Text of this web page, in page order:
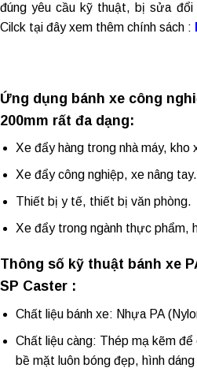
đúng yêu cầu kỹ thuật, bị sửa đổi
Cilck tại đây xem thêm chính sách :
Ứng dụng bánh xe công
200mm rất đa dạng:
Xe đẩy hàng trong nhà máy,
Xe đẩy công nghiệp, xe nâng tay.
Thiết bị y tế, thiết bị văn phòng.
Xe đẩy trong ngành thực phẩm,
Thông số kỹ thuật bánh xe
SP Caster :
Chất liệu bánh xe: Nhựa PA
Chất liệu càng: Thép mạ kẽm
bề mặt luôn bóng đẹp, hình